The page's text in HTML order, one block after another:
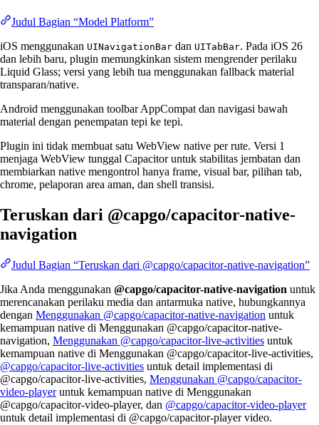
Judul Bagian “Model Platform”
iOS menggunakan UINavigationBar dan UITabBar. Pada iOS 26
dan lebih baru, plugin memungkinkan sistem mengrender perilaku
Liquid Glass; versi yang lebih tua menggunakan fallback material
transparan/native.
Android menggunakan toolbar AppCompat dan navigasi bawah
material dengan penempatan tepi ke tepi.
Plugin ini tidak membuat satu WebView native per rute. Versi 1
menjaga WebView tunggal Capacitor untuk stabilitas jembatan dan
membiarkan native mengontrol hanya frame, visual bar, pilihan tab,
chrome, pelaporan area aman, dan shell transisi.
Teruskan dari @capgo/capacitor-native-
navigation
Judul Bagian “Teruskan dari @capgo/capacitor-native-navigation”
Jika Anda menggunakan @capgo/capacitor-native-navigation untuk
merencanakan perilaku media dan antarmuka native, hubungkannya
dengan Menggunakan @capgo/capacitor-native-navigation untuk
kemampuan native di Menggunakan @capgo/capacitor-native-
navigation, Menggunakan @capgo/capacitor-live-activities untuk
kemampuan native di Menggunakan @capgo/capacitor-live-activities,
@capgo/capacitor-live-activities untuk detail implementasi di
@capgo/capacitor-live-activities, Menggunakan @capgo/capacitor-
video-playeruntuk kemampuan native di Menggunakan
@capgo/capacitor-video-player, dan @capgo/capacitor-video-player
untuk detail implementasi di @capgo/capacitor-player video.